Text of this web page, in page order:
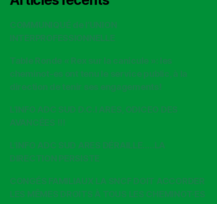
COMMUNIQUÉ de l’UNION
INTERPROFESSIONNELLE
Table Ronde « Rex sur la canicule »: les
cheminot-es ont tenu le service public, à la
direction de tenir ses engagements!
L’INFO ADC SUD D.C.I ARES, ODICEO DES
AVANCÉES !!!
L’INFO ADC SUD ARES DÉRAILLE…..LA
DIRECTION PERSISTE
CONGÉS FAMILIAUX LA SNCF DOIT ACCORDER
LES MÊMES DROITS À TOUS LES CHEMINOT·ES